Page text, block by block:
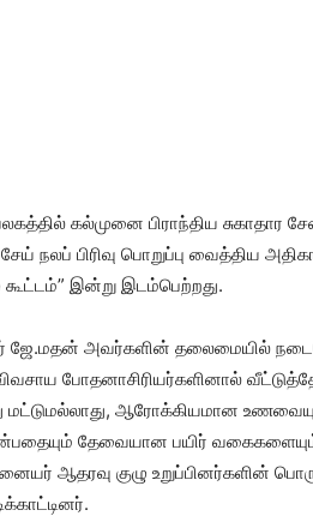
கல்முனை பிராந்திய சுகாதார
பிரிவு பொறுப்பு வைத்திய
இன்று இடம்பெற்றது.
ஜே.மதன் அவர்களின் தலைமையில்
விவசாய போதனாசிரியர்களினால்
மட்டுமல்லாது, ஆரோக்கியமான
என்பதையும் தேவையான பயிர்
ஆதரவு குழு உறுப்பினர்களின்